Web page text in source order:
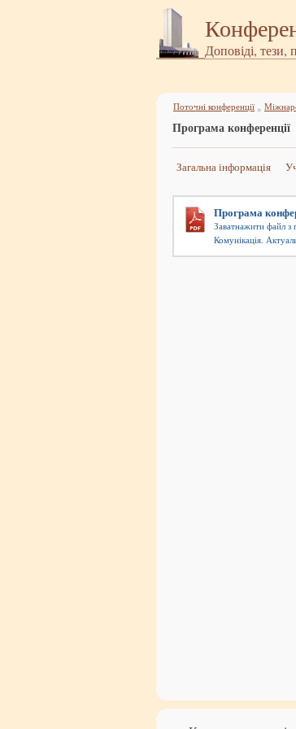
Доповіді, тези,
Поточні конференції »
Програма конференції
Загальна інформація
Програма
Заватнажити файл з
Комунікація.